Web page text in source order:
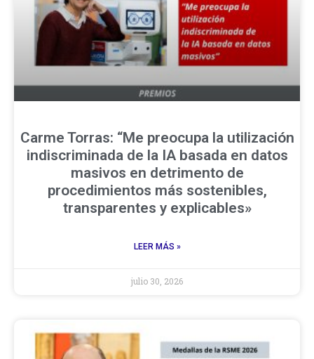
Carme Torras: “Me preocupa la utilización
indiscriminada de la IA basada en datos
masivos en detrimento de
procedimientos más sostenibles,
transparentes y explicables»
LEER MÁS »
julio 30, 2026